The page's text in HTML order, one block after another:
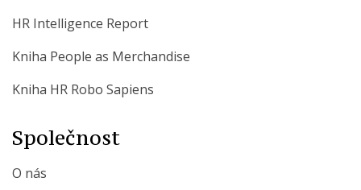
HR Intelligence Report
Kniha People as Merchandise
Kniha HR Robo Sapiens
Společnost
O nás